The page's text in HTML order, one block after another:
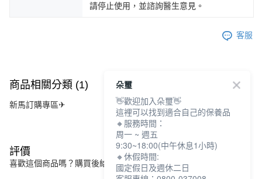
請停止使用，並諮詢醫生意見。
客服
商品相關分類 (1)
新馬訂購專區✈
評價
喜歡這個商品嗎？購買後給他一個好評吧
朵璽
👋歡迎加入朵璽👋
這裡可以找到適合自己的保養品
🔸服務時間：
周一 ~ 週五
9:30~18:00(中午休息1小時)
🔸休假時間:
國定假日及週休二日